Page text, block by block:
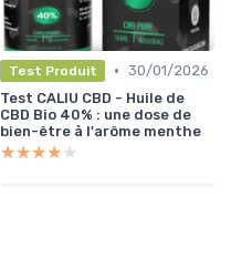
Test Produit • 30/01/2026
Test CALIU CBD - Huile de
CBD Bio 40% : une dose de
bien-être à l'arôme menthe
★★★★★
★★★★★